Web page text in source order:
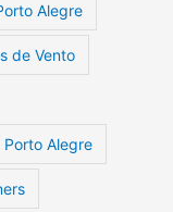
Alegre
de Vento
Porto Alegre